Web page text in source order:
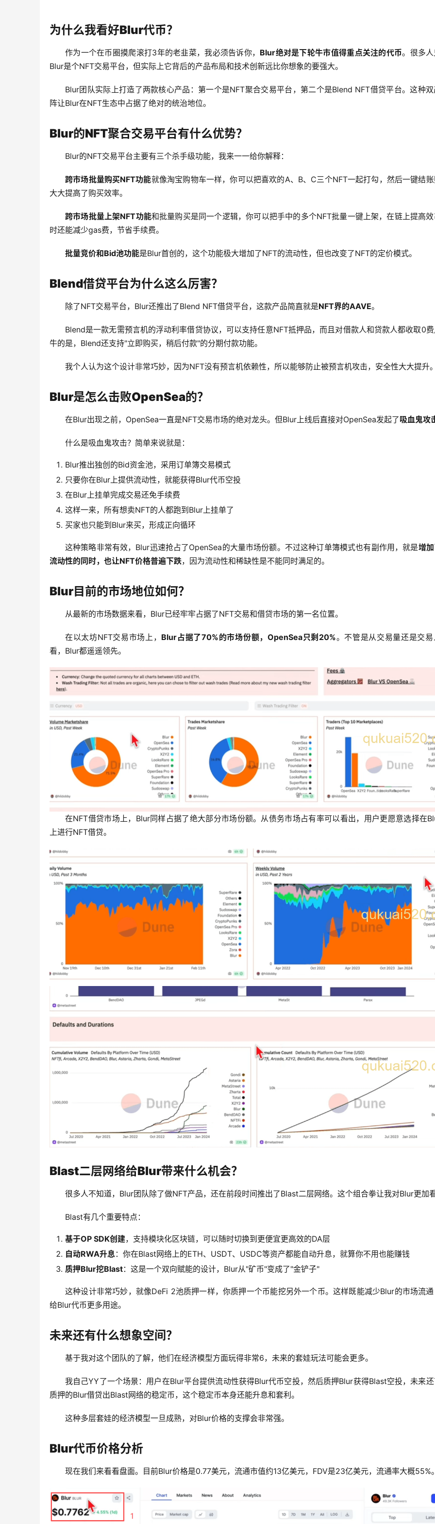
为什么我看好Blur代币？
作为一个在币圈摸爬滚打3年的老韭菜，我必须告诉你， Blur绝对是下轮牛市值得重点关注的代币。很多
Blur是个NFT交易平台，但实际上它背后的产品布局和技术创新远比你想象的要强大。
Blur团队实际上打造了两款核心产品：第一个是NFT聚合交易平台，第二个是Blend NFT借贷平台。这种
阵让Blur在NFT生态中占据了绝对的统治地位。
Blur的NFT聚合交易平台有什么优势？
Blur的NFT交易平台主要有三个杀手级功能，我来一一给你解释：
跨市场批量购买NFT功能就像淘宝购物车一样，你可以把喜欢的A、B、C三个NFT一起打勾，然后一键结
大大提高了购买效率。
跨市场批量上架NFT功能和批量购买是同一个逻辑，你可以把手中的多个NFT批量一键上架，在链上提高
时还能减少gas费，节省手续费。
批量竞价和Bid池功能是Blur首创的，这个功能极大增加了NFT的流动性，但也改变了NFT的定价模式。
Blend借贷平台为什么这么厉害？
除了NFT交易平台，Blur还推出了Blend NFT借贷平台，这款产品简直就是NFT界的AAVE。
Blend是一款无需预言机的浮动利率借贷协议，可以支持任意NFT抵押品，而且对借款人和贷款人都收取0
牛的是，Blend还支持"立即购买，稍后付款"的分期付款功能。
我个人认为这个设计非常巧妙，因为NFT没有预言机依赖性，所以能够防止被预言机攻击，安全性大大提升
Blur是怎么击败OpenSea的？
在Blur出现之前，OpenSea一直是NFT交易市场的绝对龙头。但Blur上线后直接对OpenSea发起了吸血鬼攻
什么是吸血鬼攻击？简单来说就是：
Blur推出独创的Bid资金池，采用订单簿交易模式
只要你在Blur上提供流动性，就能获得Blur代币空投
在Blur上挂单完成交易还免手续费
这样一来，所有想卖NFT的人都跑到Blur上挂单了
买家也只能到Blur来买，形成正向循环
这种策略非常有效，Blur迅速抢占了OpenSea的大量市场份额。不过这种订单簿模式也有副作用，就是增
流动性的同时，也让NFT价格普遍下跌，因为流动性和稀缺性是不能同时满足的。
Blur目前的市场地位如何？
从最新的市场数据来看，Blur已经牢牢占据了NFT交易和借贷市场的第一名位置。
在以太坊NFT交易市场上， Blur占据了70%的市场份额，OpenSea只剩20%。不管是从交易量还是交
看，Blur都遥遥领先。
在NFT借贷市场上，Blur同样占据了绝大部分市场份额。从债务市场占有率可以看出，用户更愿意选择在
上进行NFT借贷。
Blast二层网络给Blur带来什么机会？
很多人不知道，Blur团队除了做NFT产品，还在前段时间推出了Blast二层网络。这个组合拳让我对Blur更加
Blast有几个重要特点：
基于OP SDK创建，支持模块化区块链，可以随时切换到更便宜更高效的DA层
自动RWA升息：你在Blast网络上的ETH、USDT、USDC等资产都能自动升息，就算你不用也能赚钱
质押Blur挖Blast：这是一个双向赋能的设计，Blur从"矿币"变成了"金铲子"
这种设计非常巧妙，就像DeFi 2池质押一样，你质押一个币能挖另外一个币。这样既能减少Blur的市场流
给Blur代币更多用途。
未来还有什么想象空间？
基于我对这个团队的了解，他们在经济模型方面玩得非常6，未来的套娃玩法可能会更多。
我自己YY了一个场景：用户在Blur平台提供流动性获得Blur代币空投，然后质押Blur获得Blast空投，未来
质押的Blur借贷出Blast网络的稳定币，这个稳定币本身还能升息和套利。
这种多层套娃的经济模型一旦成熟，对Blur价格的支撑会非常强。
Blur代币价格分析
现在我们来看看盘面。目前Blur价格是0.77美元，流通市值约13亿美元，FDV是23亿美元，流通率大概55%